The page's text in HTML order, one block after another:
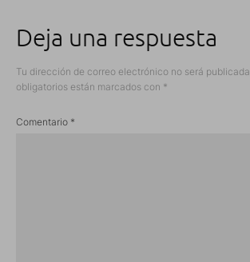
Deja una respuesta
Tu dirección de correo electrónico no será publicada.
obligatorios están marcados con *
Comentario *